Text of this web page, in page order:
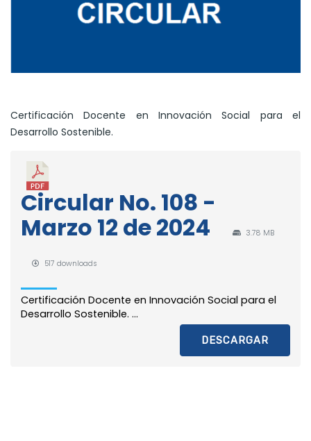
Certificación Docente en Innovación Social para el
Desarrollo Sostenible.
Circular No. 108 -
Marzo 12 de 2024
3.78 MB
517 downloads
Certificación Docente en Innovación Social para el
Desarrollo Sostenible. ...
DESCARGAR